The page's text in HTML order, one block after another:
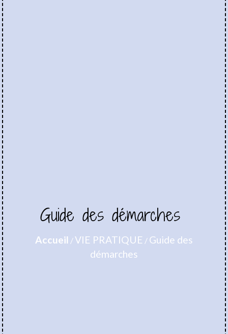
Guide des démarches
Accueil /VIE PRATIQUE / Guide des
démarches